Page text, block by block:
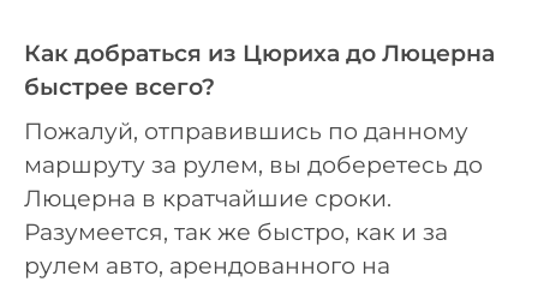
Как добраться из Цюриха до Люцерна
быстрее всего?
Пожалуй, отправившись по данному
маршруту за рулем, вы доберетесь до
Люцерна в кратчайшие сроки.
Разумеется, так же быстро, как и за
рулем авто, арендованного на